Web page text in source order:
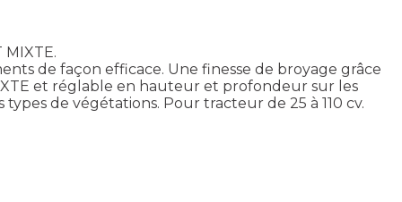
MIXTE.
de façon efficace. Une finesse de broyage grâce
et réglable en hauteur et profondeur sur les
de végétations. Pour tracteur de 25 à 110 cv.